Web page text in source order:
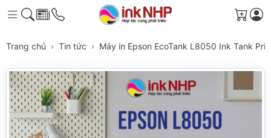
Giỏ
Trang chủ Tin tức Máy in Epson EcoTank L8050 Ink Tank